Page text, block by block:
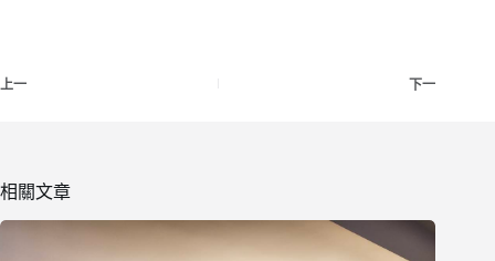
上一 下一
相關文章